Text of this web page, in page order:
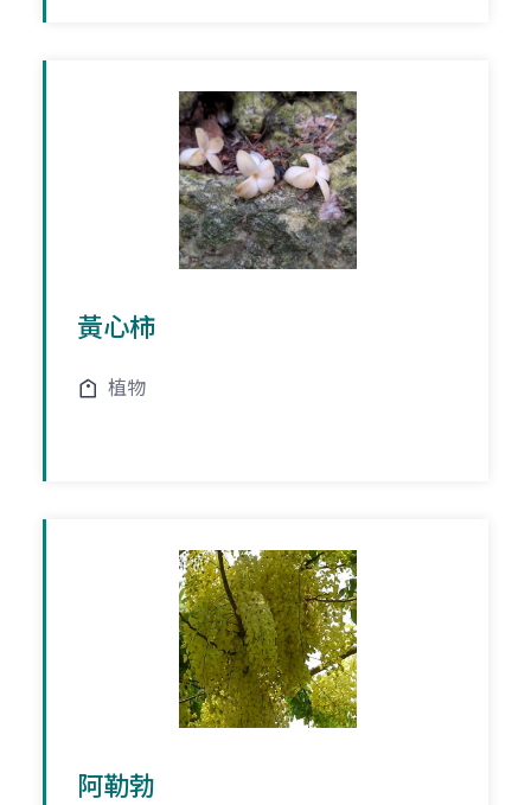
黃心柿
植物
阿勒勃